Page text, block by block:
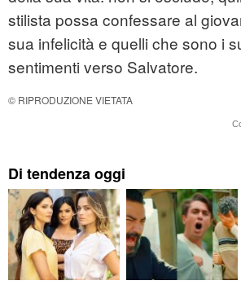
stilista possa confessare al
sua infelicità e quelli che sono i
sentimenti verso Salvatore.
© RIPRODUZIONE VIETATA
Di tendenza oggi